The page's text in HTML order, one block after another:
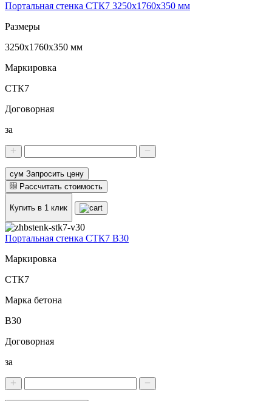
Портальная стенка СТК7 3250х1760х350 мм
Размеры
3250х1760х350 мм
Маркировка
СТК7
Договорная
за
сум Запросить цену
Рассчитать стоимость
Купить в 1 клик
Портальная стенка СТК7 В30
Маркировка
СТК7
Марка бетона
В30
Договорная
за